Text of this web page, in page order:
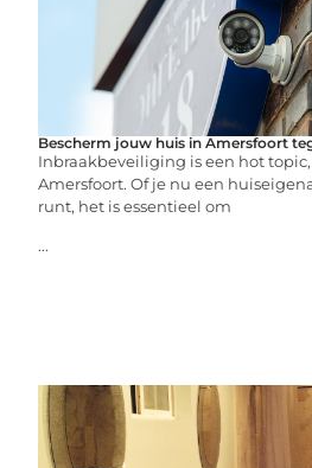
Bescherm jouw huis in Amersfoort
Inbraakbeveiliging is een hot
Amersfoort. Of je nu een
runt, het is essentieel om
...